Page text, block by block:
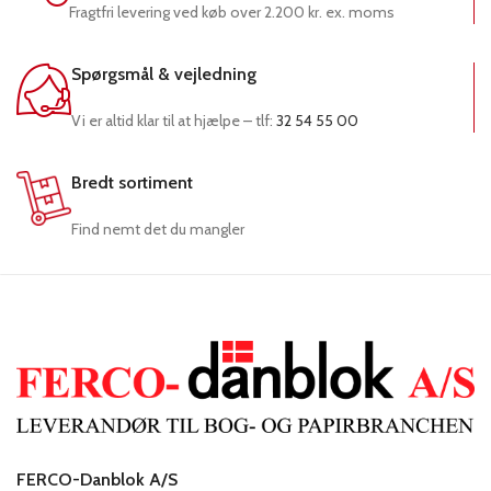
Fragtfri levering ved køb over 2.200 kr. ex. moms
Spørgsmål & vejledning
Vi er altid klar til at hjælpe – tlf: 32 54 55 00
Bredt sortiment
Find nemt det du mangler
FERCO-Danblok A/S